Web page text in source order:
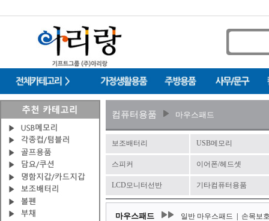
컴퓨터용품 마우스패드
보조배터리 USB메모리
스피커 이어폰/헤드셋
LCD모니터선반 기타컴퓨터용품
마우스패드 일반 마우스패드 손목보